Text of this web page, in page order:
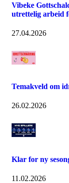
Vibeke
utrettelig arbeid
27.04.2026
Temakveld om
26.02.2026
Klar for ny
11.02.2026